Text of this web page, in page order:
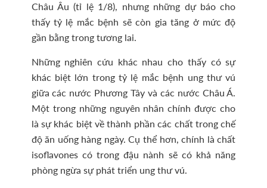
Châu Âu (tỉ lệ 1/8), nhưng những dự báo cho
thấy tỷ lệ mắc bệnh sẽ còn gia tăng ở mức độ
gần bằng trong tương lai.
Những nghiên cứu khác nhau cho thấy có sự
khác biệt lớn trong tỷ lệ mắc bệnh ung thư vú
giữa các nước Phương Tây và các nước Châu Á.
Một trong những nguyên nhân chính được cho
là sự khác biệt về thành phần các chất trong chế
độ ăn uống hàng ngày. Cụ thể hơn, chính là chất
isoflavones có trong đậu nành sẽ có khả năng
phòng ngừa sự phát triển ung thư vú.